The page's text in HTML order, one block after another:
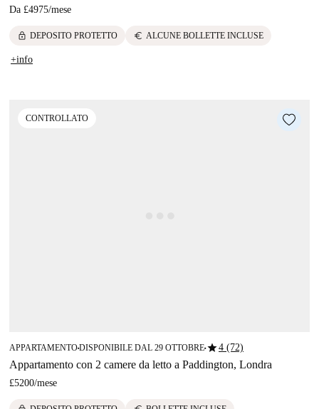
Da £4975/mese
lock DEPOSITO PROTETTO euro ALCUNE BOLLETTE INCLUSE
+info
CONTROLLATO
APPARTAMENTO■DISPONIBILE DAL 29 OTTOBRE■star4 (72)
Appartamento con 2 camere da letto a Paddington, Londra
£5200/mese